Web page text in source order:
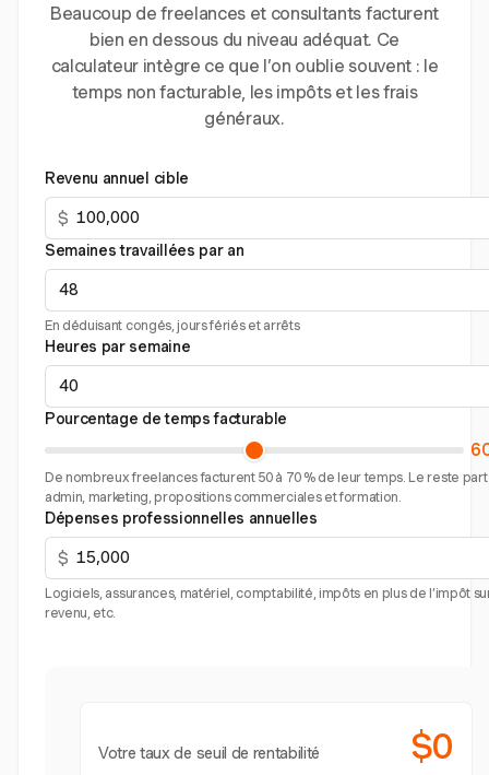
Beaucoup de freelances et consultants facturent
bien en dessous du niveau adéquat. Ce
calculateur intègre ce que l’on oublie souvent : le
temps non facturable, les impôts et les frais
généraux.
Revenu annuel cible
$
Semaines travaillées par an
En déduisant congés, jours fériés et arrêts
Heures par semaine
Pourcentage de temps facturable
De nombreux freelances facturent 50 à 70 % de leur temps. Le reste
admin, marketing, propositions commerciales et formation.
Dépenses professionnelles annuelles
$
Logiciels, assurances, matériel, comptabilité, impôts en plus de l’impôt
revenu, etc.
Votre taux de seuil de rentabilité $0